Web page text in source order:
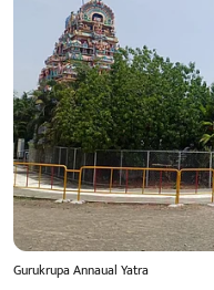
Gurukrupa Annaual Yatra